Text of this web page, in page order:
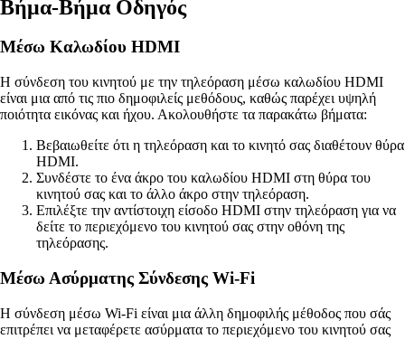
Βήμα-Βήμα Οδηγός
Μέσω Καλωδίου HDMI
Η σύνδεση του κινητού με την τηλεόραση μέσω καλωδίου HDMI
είναι μια από τις πιο δημοφιλείς μεθόδους, καθώς παρέχει υψηλή
ποιότητα εικόνας και ήχου. Ακολουθήστε τα παρακάτω βήματα:
Βεβαιωθείτε ότι η τηλεόραση και το κινητό σας διαθέτουν θύρα
HDMI.
Συνδέστε το ένα άκρο του καλωδίου HDMI στη θύρα του
κινητού σας και το άλλο άκρο στην τηλεόραση.
Επιλέξτε την αντίστοιχη είσοδο HDMI στην τηλεόραση για να
δείτε το περιεχόμενο του κινητού σας στην οθόνη της
τηλεόρασης.
Μέσω Ασύρματης Σύνδεσης Wi-Fi
Η σύνδεση μέσω Wi-Fi είναι μια άλλη δημοφιλής μέθοδος που σάς
επιτρέπει να μεταφέρετε ασύρματα το περιεχόμενο του κινητού σας